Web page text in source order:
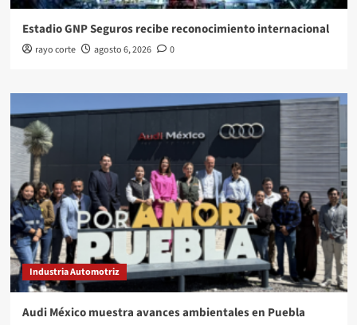
Estadio GNP Seguros recibe reconocimiento internacional
rayo corte agosto 6, 2026 0
Industria Automotriz
Audi México muestra avances ambientales en Puebla